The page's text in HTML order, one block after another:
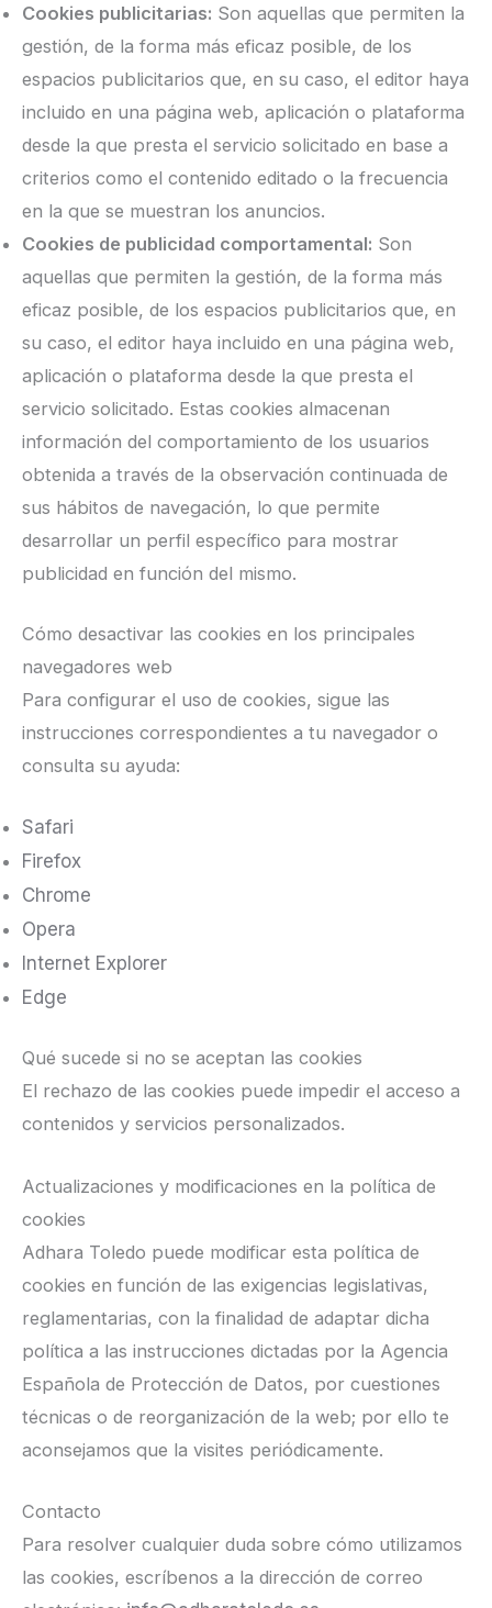
Cookies publicitarias: Son aquellas que permiten la
gestión, de la forma más eficaz posible, de los
espacios publicitarios que, en su caso, el editor haya
incluido en una página web, aplicación o plataforma
desde la que presta el servicio solicitado en base a
criterios como el contenido editado o la frecuencia
en la que se muestran los anuncios.
Cookies de publicidad comportamental: Son
aquellas que permiten la gestión, de la forma más
eficaz posible, de los espacios publicitarios que, en
su caso, el editor haya incluido en una página web,
aplicación o plataforma desde la que presta el
servicio solicitado. Estas cookies almacenan
información del comportamiento de los usuarios
obtenida a través de la observación continuada de
sus hábitos de navegación, lo que permite
desarrollar un perfil específico para mostrar
publicidad en función del mismo.
Cómo desactivar las cookies en los principales
navegadores web
Para configurar el uso de cookies, sigue las
instrucciones correspondientes a tu navegador o
consulta su ayuda:
Safari
Firefox
Chrome
Opera
Internet Explorer
Edge
Qué sucede si no se aceptan las cookies
El rechazo de las cookies puede impedir el acceso a
contenidos y servicios personalizados.
Actualizaciones y modificaciones en la política de
cookies
Adhara Toledo puede modificar esta política de
cookies en función de las exigencias legislativas,
reglamentarias, con la finalidad de adaptar dicha
política a las instrucciones dictadas por la Agencia
Española de Protección de Datos, por cuestiones
técnicas o de reorganización de la web; por ello te
aconsejamos que la visites periódicamente.
Contacto
Para resolver cualquier duda sobre cómo utilizamos
las cookies, escríbenos a la dirección de correo